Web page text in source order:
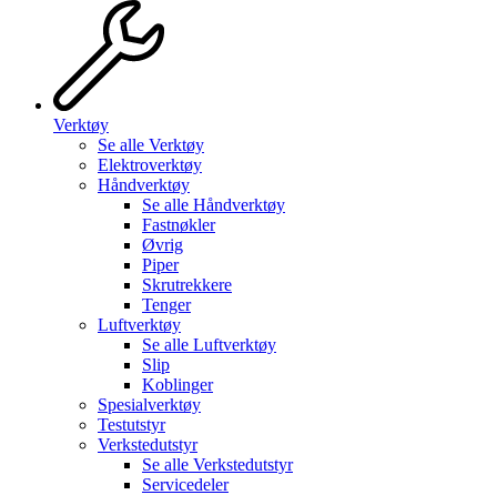
Verktøy
Se alle Verktøy
Elektroverktøy
Håndverktøy
Se alle Håndverktøy
Fastnøkler
Øvrig
Piper
Skrutrekkere
Tenger
Luftverktøy
Se alle Luftverktøy
Slip
Koblinger
Spesialverktøy
Testutstyr
Verkstedutstyr
Se alle Verkstedutstyr
Servicedeler